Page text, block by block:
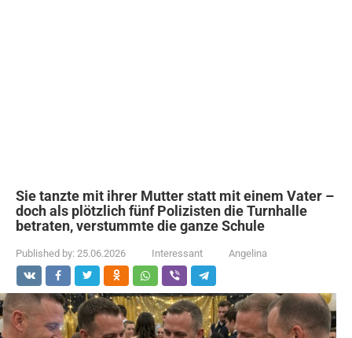
Sie tanzte mit ihrer Mutter statt mit einem Vater –
doch als plötzlich fünf Polizisten die Turnhalle
betraten, verstummte die ganze Schule
Published by: 25.06.2026 Interessant Angelina